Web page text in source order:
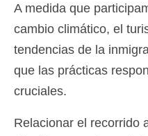
A medida que
cambio climático, el
tendencias de la
que las prácticas
cruciales.
Relacionar el recorrido